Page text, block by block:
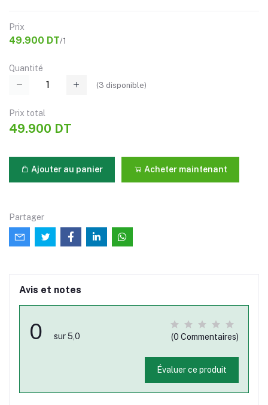
Prix
49.900 DT/1
Quantité
(3 disponible)
Prix ​​total
49.900 DT
Ajouter au panier Acheter maintenant
Partager
Avis et notes
0 sur 5,0 (0 Commentaires)
Évaluer ce produit